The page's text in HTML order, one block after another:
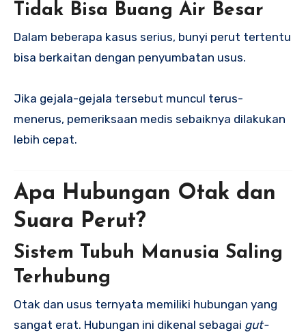
Tidak Bisa Buang Air Besar
Dalam beberapa kasus serius, bunyi perut tertentu
bisa berkaitan dengan penyumbatan usus.
Jika gejala-gejala tersebut muncul terus-
menerus, pemeriksaan medis sebaiknya dilakukan
lebih cepat.
Apa Hubungan Otak dan
Suara Perut?
Sistem Tubuh Manusia Saling
Terhubung
Otak dan usus ternyata memiliki hubungan yang
sangat erat. Hubungan ini dikenal sebagai gut-